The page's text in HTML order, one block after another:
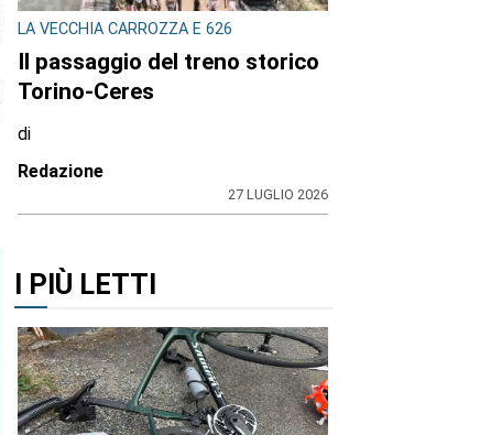
LA VECCHIA CARROZZA E 626
Il passaggio del treno storico
Torino-Ceres
di
Redazione
27 LUGLIO 2026
I PIÙ LETTI